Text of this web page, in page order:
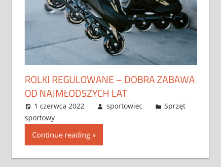
ROLKI REGULOWANE – DOBRA ZABAWA
OD NAJMŁODSZYCH LAT
1 czerwca 2022 sportowiec
Sprzęt
sportowy
Continue reading